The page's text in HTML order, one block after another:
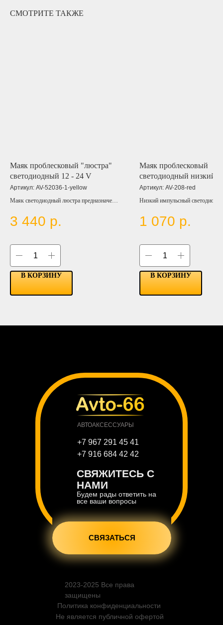
СМОТРИТЕ ТАКЖЕ
Маяк проблесковый "люстра"
светодиодный 12 - 24 V
Артикул: AV-52036-1-yellow
Маяк светодиодный люстра предназначен
перевозке опасных грузов и работе
спецтехнике.
3 440 р.
В КОРЗИНУ
Маяк проблесковый
светодиодный низкий
красный
Артикул: AV-208-red
Низкий импульсный
прикуривателя 10-30 В,
штекере установлена кнопка
1 070 р.
В КОРЗИНУ
2023-2025 Все права
защищены
Не является публичной офертой
Политика конфиденциальности
СВЯЗАТЬСЯ
Будем рады ответить на
все ваши вопросы
СВЯЖИТЕСЬ С
НАМИ
АВТОАКСЕССУАРЫ
+7 967 291 45 41
+7 916 684 42 42